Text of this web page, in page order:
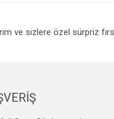
ve sizlere özel sürpriz